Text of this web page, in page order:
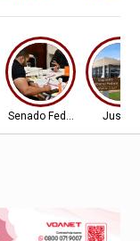
Senado Federal Justiça